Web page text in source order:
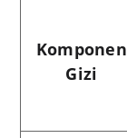
Komponen
Gizi